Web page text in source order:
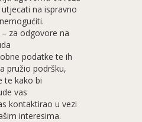
na ispravno
za odgovore na
podatke te ih
pružio podršku,
te kako bi
vas
kontaktirao u vezi
interesima.